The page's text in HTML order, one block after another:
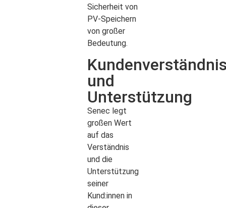
Sicherheit von
PV-Speichern
von großer
Bedeutung.
und
Unterstützung
Senec legt
großen Wert
auf das
Verständnis
und die
Unterstützung
seiner
Kund:innen in